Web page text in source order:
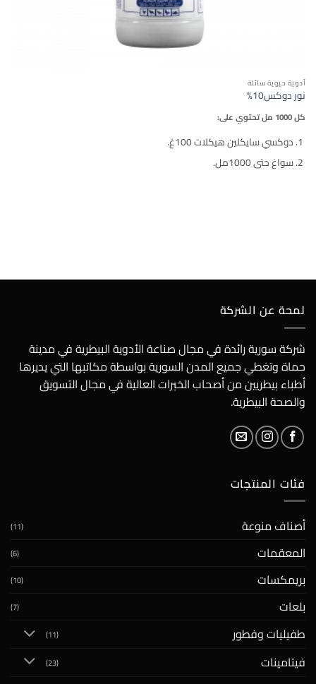
أدوية حيوية سائلة
نور دوكس10%
كل 1000 مل تحتوي على:
دوكسي سايكلين هيكلات 100غ.
سواغ حتى 1000مل.
لمحة عن الشركة
شركة سورية رائدة في مجال صناعة الأدوية البيطرية في مدينة
حماة وتغطي جميع المدن السورية بواسطة مكاتبها التي يديرها
أطباء بيطريين من أصحاب الخبرات العالية في مجال التسويق
والصحة البيطرية.
فئات المنتجات
أصناف منوعة (11)
المعقمات (6)
بريمكسات (10)
بلعات (7)
طفيليات وفطور (11)
فيتامينات (23)